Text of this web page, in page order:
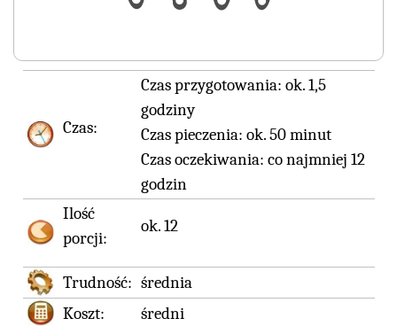
Czas:
Czas przygotowania: ok. 1,5
godziny
Czas pieczenia: ok. 50 minut
Czas oczekiwania: co najmniej 12
godzin
Ilość
porcji:
ok. 12
Trudność: średnia
Koszt:
średni